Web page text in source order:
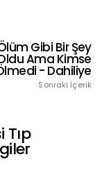
Gibi Bir Şey
Ama Kimse
- Dahiliye
Sonraki İçerik
Tıp